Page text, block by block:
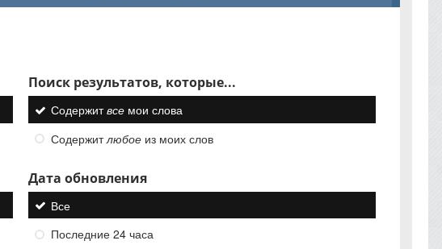
Поиск результатов, которые...
Содержитвсемои слова
Содержитлюбоеиз моих слов
Дата обновления
Все
Последние 24 часа